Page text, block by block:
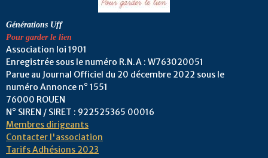
Générations Uff
Pour garder le lien
Association loi 1901
Enregistrée sous le numéro R.N.A : W763020051
Parue au Journal Officiel du 20 décembre 2022 sous le
numéro Annonce n° 1551
76000 ROUEN
N° SIREN / SIRET : 922525365 00016
Membres dirigeants
Contacter l'association
Tarifs Adhésions 2023